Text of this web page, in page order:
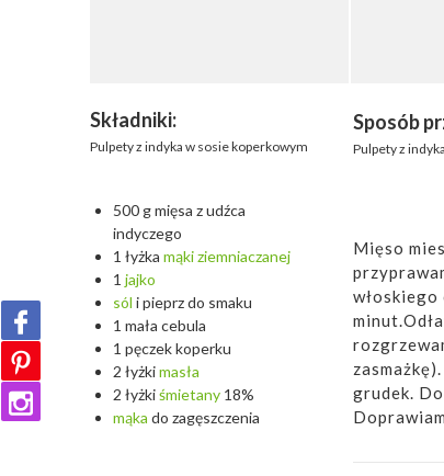
Składniki:
Pulpety z indyka w sosie koperkowym
500 g mięsa z udźca
indyczego
1 łyżka mąkiziemniaczanej
1 jajko
sól i pieprz do smaku
1 mała cebula
1 pęczek koperku
2 łyżkimasła
2 łyżkiśmietany 18%
mąka do zagęszczenia
Sposób
Pulpety z
Mięso
grudek.